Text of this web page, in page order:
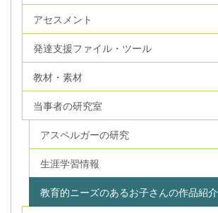
アセスメント
発達支援ファイル・ツール
教材・素材
当事者の研究室
アスペルガーの研究
生涯学習情報
教育的ニーズのあるお子さんの作品紹介